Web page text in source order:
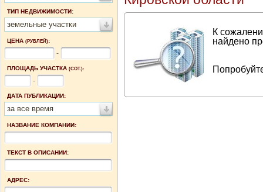
ТИП НЕДВИЖИМОСТИ:
земельные участки
ЦЕНА (РУБЛЕЙ):
-
ПЛОЩАДЬ УЧАСТКА (СОТ.):
-
ДАТА ПУБЛИКАЦИИ:
за все время
НАЗВАНИЕ КОМПАНИИ:
ТЕКСТ В ОПИСАНИИ:
АДРЕС:
К
найдено